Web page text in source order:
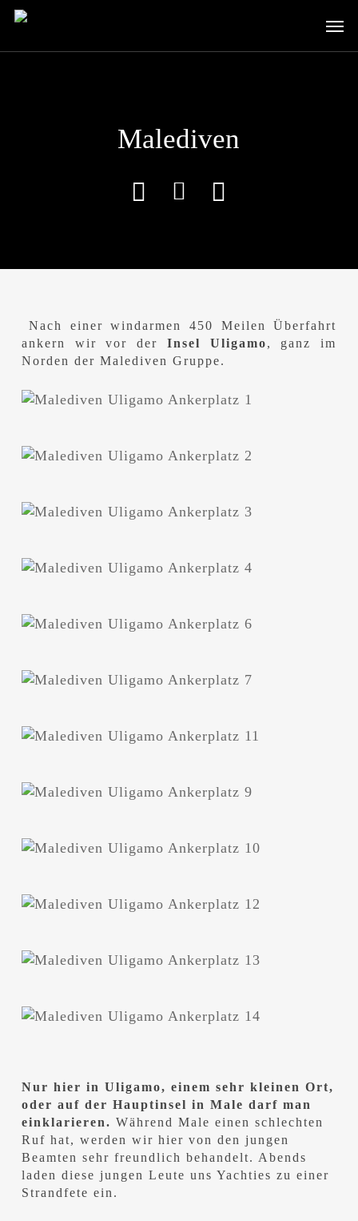
Skip
main
Malediven
Nach einer windarmen 450 Meilen Überfahrt
ankern wir vor der Insel Uligamo, ganz im
Norden der Malediven Gruppe.
Nur hier in Uligamo, einem sehr kleinen Ort,
oder auf der Hauptinsel in Male darf man
einklarieren. Während Male einen schlechten
Ruf hat, werden wir hier von den jungen
Beamten sehr freundlich behandelt. Abends
laden diese jungen Leute uns Yachties zu einer
Strandfete ein.